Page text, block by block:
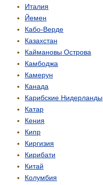
Италия
Йемен
Кабо-Верде
Казахстан
Каймановы Острова
Камбоджа
Камерун
Канада
Карибские Нидерланды
Катар
Кения
Кипр
Киргизия
Кирибати
Китай
Колумбия